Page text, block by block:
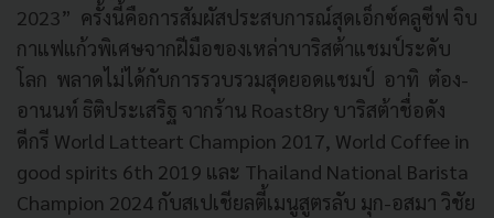
2023” ครั้งนี้คือการสัมผัสประสบการณ์สุดเอ็กซ์คลูซีฟ จิบ
กาแฟแก้วพิเศษจากฝีมือของเหล่าบาริสต้าแชมป์ระดับ
โลก พลาดไม่ได้กับการรวบรวมสุดยอดแชมป์ อาทิ ต๋อง-
อานนท์ ธิติประเสริฐ จากร้าน Roast8ry บาริสต้าชื่อดัง
ดีกรี World Latteart Champion 2017, World Coffee in
good spirits 6th 2019 และ Thailand National Barista
Champion 2024 กับสเปเชียลตี้เมนูสูตรลับ มุก-อสมา วิชัย